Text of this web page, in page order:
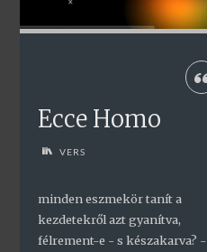
Ecce Homo
VERS
minden eszmekör tanít a
kezdetekről azt gyanítva,
félrement-e - s készakarva? -